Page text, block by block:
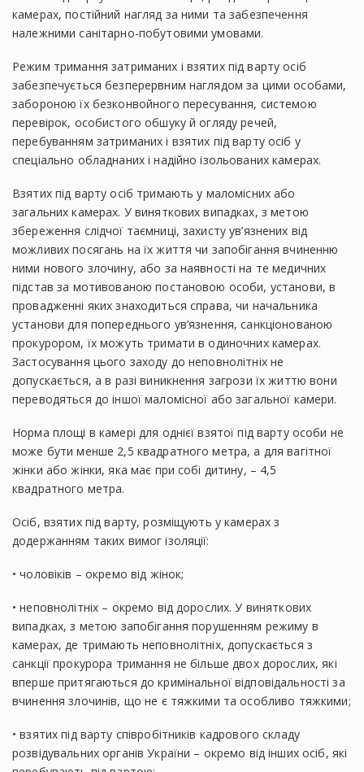
камерах, постійний нагляд за ними та забезпечення
належними санітарно-побутовими умовами.
Режим тримання затриманих і взятих під варту осіб
забезпечується безперервним наглядом за цими особами,
забороною їх безконвойного пересування, системою
перевірок, особистого обшуку й огляду речей,
перебуванням затриманих і взятих під варту осіб у
спеціально обладнаних і надійно ізольованих камерах.
Взятих під варту осіб тримають у маломісних або
загальних камерах. У виняткових випадках, з метою
збереження слідчої таємниці, захисту ув’язнених від
можливих посягань на їх життя чи запобігання вчиненню
ними нового злочину, або за наявності на те медичних
підстав за мотивованою постановою особи, установи, в
провадженні яких знаходиться справа, чи начальника
установи для попереднього ув’язнення, санкціонованою
прокурором, їх можуть тримати в одиночних камерах.
Застосування цього заходу до неповнолітніх не
допускається, а в разі виникнення загрози їх життю вони
переводяться до іншої маломісної або загальної камери.
Норма площі в камері для однієї взятої під варту особи не
може бути менше 2,5 квадратного метра, а для вагітної
жінки або жінки, яка має при собі дитину, – 4,5
квадратного метра.
Осіб, взятих під варту, розміщують у камерах з
додержанням таких вимог ізоляції:
• чоловіків – окремо від жінок;
• неповнолітніх – окремо від дорослих. У виняткових
випадках, з метою запобігання порушенням режиму в
камерах, де тримають неповнолітніх, допускається з
санкції прокурора тримання не більше двох дорослих, які
вперше притягаються до кримінальної відповідальності за
вчинення злочинів, що не є тяжкими та особливо тяжкими;
• взятих під варту співробітників кадрового складу
розвідувальних органів України – окремо від інших осіб, які